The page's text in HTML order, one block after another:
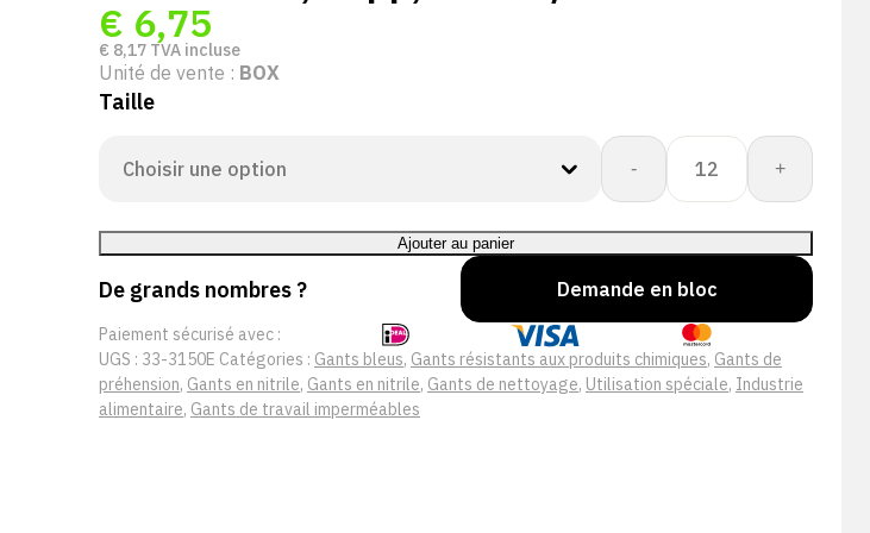
€ 6,75
€ 8,17 TVA incluse
Unité de vente : BOX
Taille
-
quantité
Flextril
211,
Supp,
Cut
A1/A
+
Ajouter au panier
De grands nombres ? Demande en bloc
Paiement sécurisé avec :
UGS : 33-3150E Catégories : Gants bleus, Gants résistants aux produits chimiques, Gants de
préhension, Gants en nitrile, Gants en nitrile, Gants de nettoyage, Utilisation spéciale, Industrie
alimentaire, Gants de travail imperméables